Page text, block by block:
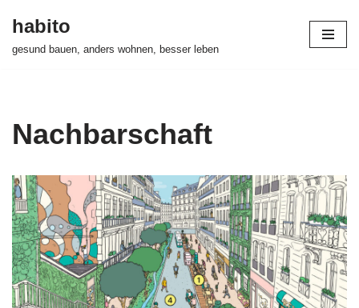
habito
gesund bauen, anders wohnen, besser leben
Nachbarschaft